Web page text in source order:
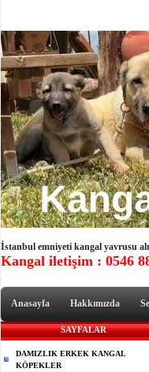
İstanbul emniyeti kangal yavrusu
Kangal iletişim : 0546
Anasayfa Hakkımızda
SAYFALAR
DAMIZLIK ERKEK KANGAL
KÖPEKLER